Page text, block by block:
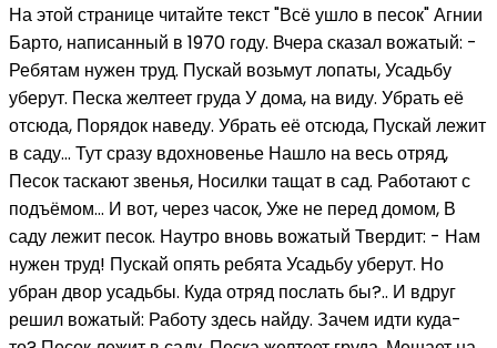
На этой странице читайте текст "Всё ушло в песок" Агнии
Барто, написанный в 1970 году. Вчера сказал вожатый: -
Ребятам нужен труд. Пускай возьмут лопаты, Усадьбу
уберут. Песка желтеет груда У дома, на виду. Убрать её
отсюда, Порядок наведу. Убрать её отсюда, Пускай лежит
в саду… Тут сразу вдохновенье Нашло на весь отряд,
Песок таскают звенья, Носилки тащат в сад. Работают с
подъёмом… И вот, через часок, Уже не перед домом, В
саду лежит песок. Наутро вновь вожатый Твердит: - Нам
нужен труд! Пускай опять ребята Усадьбу уберут. Но
убран двор усадьбы. Куда отряд послать бы?.. И вдруг
решил вожатый: Работу здесь найду. Зачем идти куда-